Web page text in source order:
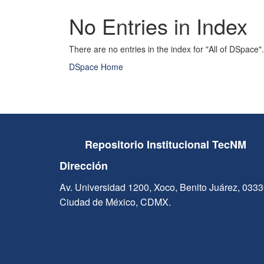
No Entries in Index
There are no entries in the index for "All of DSpace".
DSpace Home
Repositorio Institucional TecNM
Dirección
Av. Universidad 1200, Xoco, Benito Juárez,
Ciudad de México, CDMX.